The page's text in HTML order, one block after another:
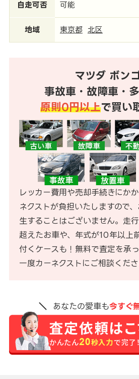
自走可否 可能
地域 東京都 北区
マツダ ボン
事故車・故障車・
原則0円以上で買い
レッカー費用や売却手続きにか
ネクストが負担いたしますので
生することはございません。走
超えたお車や、年式が10年以上
付くケースも！無料で査定を承っ
一度カーネクストにご相談くださ
あなたの愛車も今すぐ